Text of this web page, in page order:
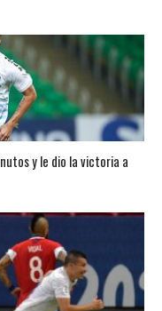
y le dio la victoria a